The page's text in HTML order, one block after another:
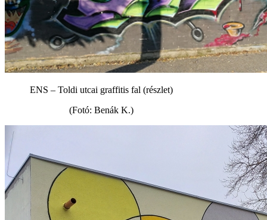
ENS – Toldi utcai graffitis fal (részlet)
(Fotó: Benák K.)